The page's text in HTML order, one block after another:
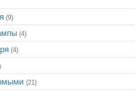
(9)
(4)
(4)
(21)